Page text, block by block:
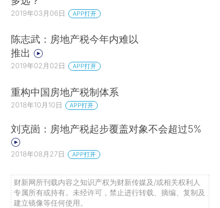
2019年03月06日 APP打开
陈志武：房地产税今年内难以
推出
2019年02月02日 APP打开
重构中国房地产税制体系
2018年10月10日 APP打开
刘克崮：房地产税起步覆盖对象不会超过5%
2018年08月27日 APP打开
财新网所刊载内容之知识产权为财新传媒及/或相关权利人
专属所有或持有。未经许可，禁止进行转载、摘编、复制及
建立镜像等任何使用。